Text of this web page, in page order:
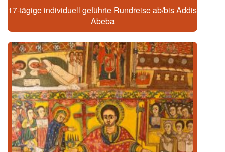
17-tägige individuell geführte Rundreise ab/bis Addis
Abeba